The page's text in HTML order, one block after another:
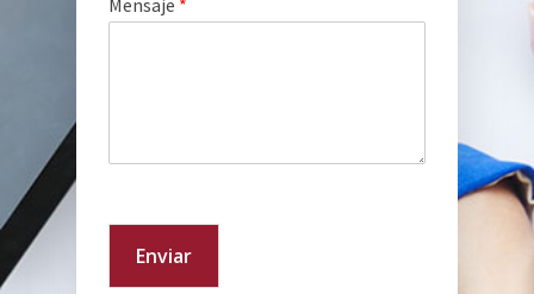
Mensaje *
Enviar